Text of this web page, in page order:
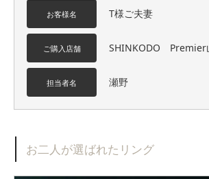
お客様名 T様ご夫妻
ご購入店舗 SHINKODO Premier
担当者名 瀬野
お二人が選ばれたリング